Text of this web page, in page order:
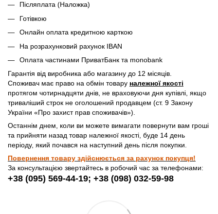
Післяплата (Наложка)
Готівкою
Онлайн оплата кредитною карткою
На розрахунковий рахунок IBAN
Оплата частинами ПриватБанк та monobank
Гарантія від виробника або магазину до 12 місяців.
Споживач має право на обмін товару належної якості
протягом чотирнадцяти днів, не враховуючи дня купівлі, якщо
триваліший строк не оголошений продавцем (ст. 9 Закону
України «Про захист прав споживачів»).
Останнім днем, коли ви можете вимагати повернути вам гроші
та прийняти назад товар належної якості, буде 14 день
періоду, який почався на наступний день після покупки.
Повернення товару здійснюється за рахунок покупця!
За консультацією звертайтесь в робочий час за телефонами:
+38 (095) 569-44-19; +38 (098) 032-59-98